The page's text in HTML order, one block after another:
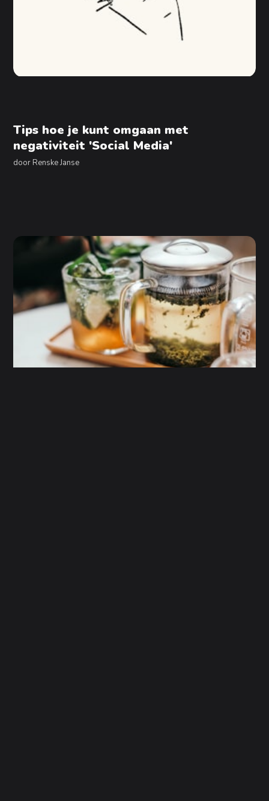
Tips hoe je kunt omgaan met
negativiteit 'Social Media'
door Renske Janse